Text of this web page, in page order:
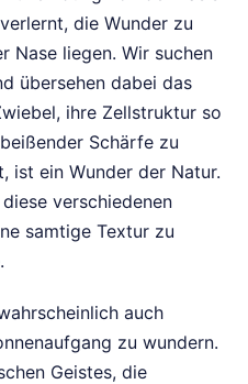
die Wunder zu
Nase liegen. Wir suchen
übersehen dabei das
ihre Zellstruktur so
Schärfe zu
ist ein Wunder der Natur.
verschiedenen
samtige Textur zu
auch
zu wundern.
Geistes, die